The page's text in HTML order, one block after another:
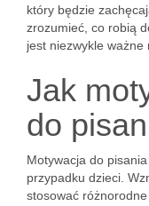
który będzie
zrozumieć, co robią
jest niezwykle ważne
Jak
do
Motywacja do
przypadku dzieci.
stosować